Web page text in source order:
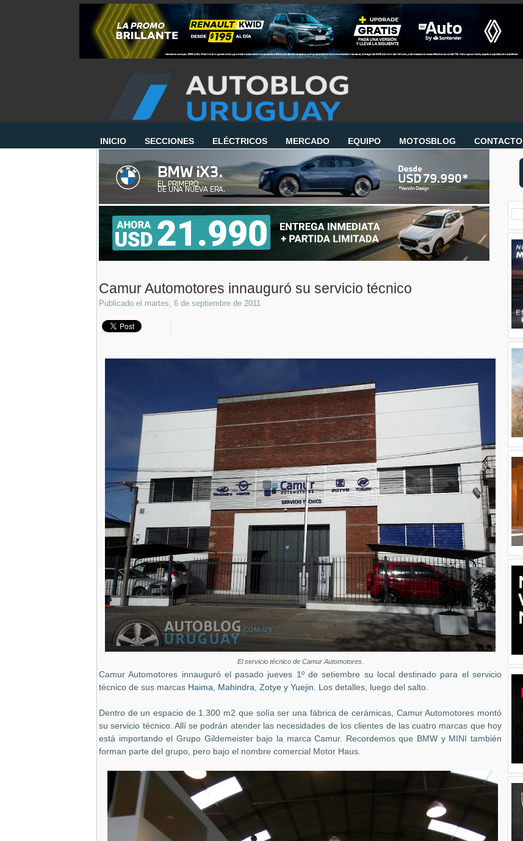
INICIO SECCIONES ELÉCTRICOS MERCADO EQUIPO MOTOSBLOG CONTACTO
Camur Automotores innauguró su servicio técnico
Publicado el martes, 6 de septiembre de 2011
El servicio técnico de Camur Automotores.
Camur Automotores innauguró el pasado jueves 1º de setiembre su local destinado para el servicio
técnico de sus marcas Haima Mahindra Zotye y Yuejin . Los detalles, luego del salto.
Dentro de un espacio de 1.300 m2 que solía ser una fábrica de cerámicas, Camur Automotores montó
su servicio técnico. Allí se podrán atender las necesidades de los clientes de las cuatro marcas que hoy
está importando el Grupo Gildemeister bajo la marca Camur. Recordemos que BMW y MINI también
forman parte del grupo, pero bajo el nombre comercial Motor Haus.